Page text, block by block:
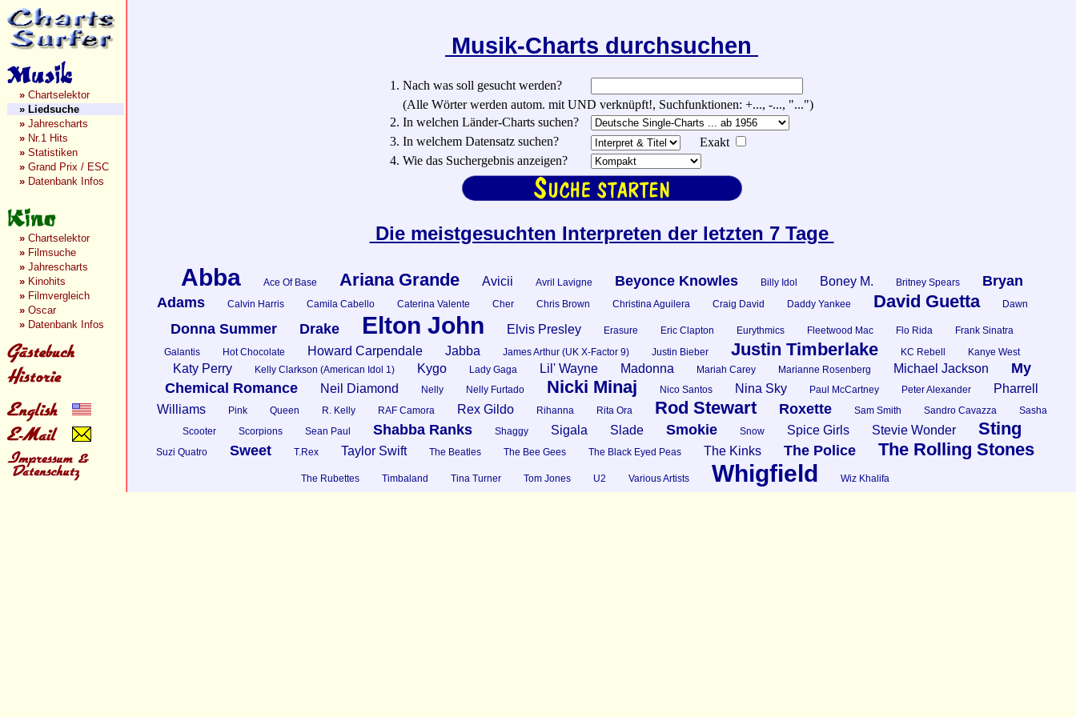
» Chartselektor
» Liedsuche
» Jahrescharts
» Nr.1 Hits
» Statistiken
» Grand Prix / ESC
» Datenbank Infos
» Chartselektor
» Filmsuche
» Jahrescharts
» Kinohits
» Filmvergleich
» Oscar
» Datenbank Infos
Musik-Charts durchsuchen
1. Nach was soll gesucht werden?
(Alle Wörter werden autom. mit UND verknüpft!, Suchfunktionen: +..., -..., "...")
2. In welchen Länder-Charts suchen?
3. In welchem Datensatz suchen?
Exakt
4. Wie das Suchergebnis anzeigen?
Die meistgesuchten Interpreten der letzten 7 Tage
Abba Ace Of Base Ariana Grande Avicii Avril Lavigne Beyonce Knowles Billy Idol Boney M. Britney Spears
Bryan
Adams
Calvin Harris Camila Cabello Caterina Valente Cher Chris Brown Christina Aguilera Craig David Daddy Yankee David Guetta Dawn
Donna Summer Drake Elton John Elvis Presley Erasure Eric Clapton Eurythmics Fleetwood Mac Flo Rida
Frank Sinatra
Galantis
Hot Chocolate Howard Carpendale Jabba James Arthur (UK X-Factor 9) Justin Bieber Justin Timberlake KC Rebell Kanye West
Katy Perry Kelly Clarkson (American Idol 1) Kygo Lady Gaga Lil' Wayne Madonna Mariah Carey Marianne Rosenberg Michael Jackson
My
Chemical Romance
Neil Diamond Nelly Nelly Furtado Nicki Minaj Nico Santos Nina Sky Paul McCartney Peter Alexander
Pharrell
Williams
Pink Queen R. Kelly RAF Camora Rex Gildo Rihanna Rita Ora Rod Stewart Roxette Sam Smith Sandro Cavazza
Sasha
Scooter
Scorpions Sean Paul Shabba Ranks Shaggy Sigala Slade Smokie Snow Spice Girls Stevie Wonder Sting
Suzi Quatro Sweet T.Rex Taylor Swift The Beatles The Bee Gees The Black Eyed Peas The Kinks The Police The Rolling Stones
The Rubettes Timbaland Tina Turner Tom Jones U2 Various Artists Whigfield Wiz Khalifa